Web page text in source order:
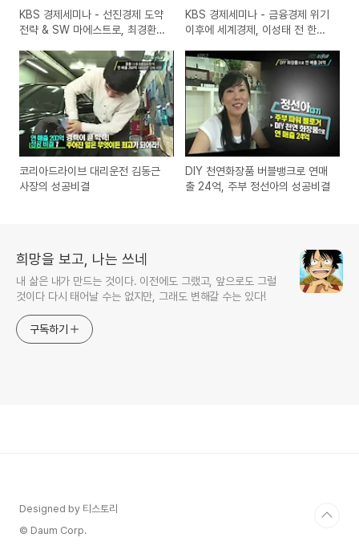
KBS 경제세미나 - 선진경제 도약
전략 & SW 마에스트로, 최경환
KBS 경제세미나 - 금융경제 위기
이후에 세계경제, 이성태 전 한국
코리아드라이브 대리운전 김동근
사장의 성공비결
DIY 천연화장품 버블뱅크로 연매
출 24억, 주부 정선아의 성공비결
희망을 보고, 나는 쓰네
내 삶은 내가 만드는 것이다. 이전에도 그랬고, 앞으로도 그럴
것이다 다시 태어날 수는 없지만, 그래도 변해갈 수는 있다!
구독하기
Designed by 티스토리
© Daum Corp.